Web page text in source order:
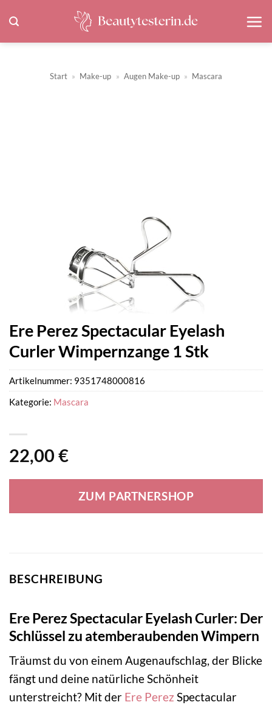
Inhalt
springen
Start » Make-up » Augen Make-up » Mascara
Ere Perez Spectacular Eyelash
Curler Wimpernzange 1 Stk
22,00 €
ZUM PARTNERSHOP
Artikelnummer: 9351748000816
Kategorie: Mascara
BESCHREIBUNG
Ere Perez Spectacular Eyelash Curler: Der
Schlüssel zu atemberaubenden Wimpern
Träumst du von einem Augenaufschlag, der Blicke
fängt und deine natürliche Schönheit
unterstreicht? Mit der Ere Perez Spectacular